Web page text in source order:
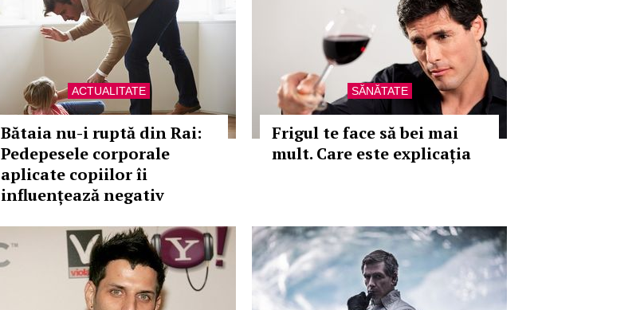
ACTUALITATE
Bătaia nu-i ruptă din Rai:
Pedepesele corporale
aplicate copiilor îi
influențează negativ
SĂNĂTATE
Frigul te face să bei mai
mult. Care este explicația